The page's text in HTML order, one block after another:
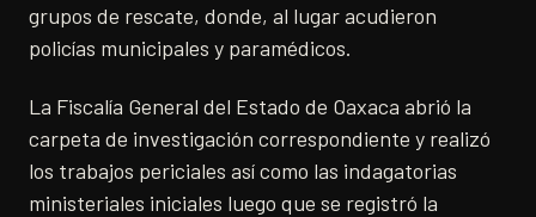
grupos de rescate, donde, al lugar acudieron
policías municipales y paramédicos.
La Fiscalía General del Estado de Oaxaca abrió la
carpeta de investigación correspondiente y realizó
los trabajos periciales así como las indagatorias
ministeriales iniciales luego que se registró la